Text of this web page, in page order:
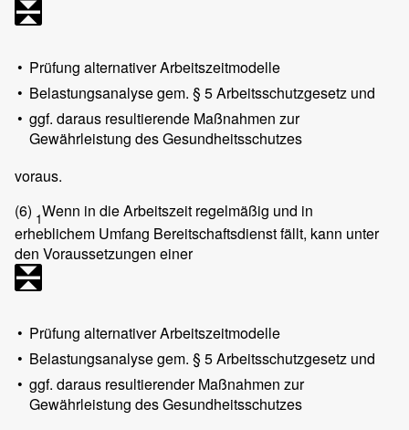
• Prüfung alternativer Arbeitszeitmodelle
• Belastungsanalyse gem. § 5 Arbeitsschutzgesetz und
• ggf. daraus resultierende Maßnahmen zur
Gewährleistung des Gesundheitsschutzes
voraus.
(6) 1Wenn in die Arbeitszeit regelmäßig und in
erheblichem Umfang Bereitschaftsdienst fällt, kann unter
den Voraussetzungen einer
• Prüfung alternativer Arbeitszeitmodelle
• Belastungsanalyse gem. § 5 Arbeitsschutzgesetz und
• ggf. daraus resultierender Maßnahmen zur
Gewährleistung des Gesundheitsschutzes